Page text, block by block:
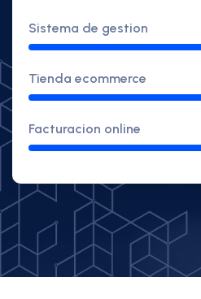
Sistema de gestion
Tienda ecommerce
Facturacion online